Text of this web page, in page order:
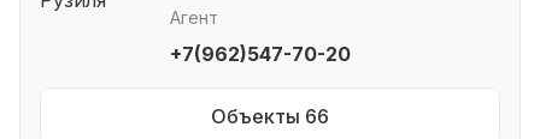
Агент
+7(962)547-70-20
Объекты 66